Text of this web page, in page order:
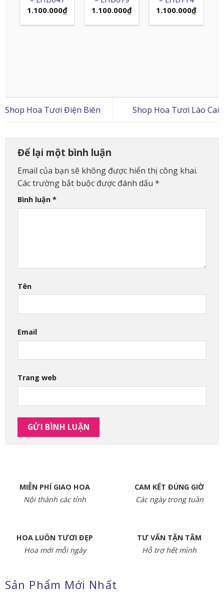
1.100.000₫
1.100.000₫
1.100.000₫
Shop Hoa Tươi Điện Biên Shop Hoa Tươi Lào Cai
Để lại một bình luận
Email của bạn sẽ không được hiển thị công khai.
Các trường bắt buộc được đánh dấu *
Bình luận *
Tên
Email
Trang web
MIỄN PHÍ GIAO HOA
Nội thành các tỉnh
CAM KẾT ĐÚNG GIỜ
Các ngày trong tuần
HOA LUÔN TƯƠI ĐẸP
Hoa mới mỗi ngày
TƯ VẤN TẬN TÂM
Hỗ trợ hết mình
Sản Phẩm Mới Nhất